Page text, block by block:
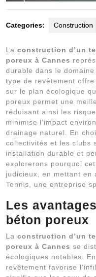
Categories: Construction
La construction d’un
poreux à Cannes
durable dans le
type de revêtement
sur le plan écologique
poreux permet une
réduisant ainsi les
minimise l’impact
drainage naturel. En
collectivités et les clubs
installation durable et
explorerons pourquoi
judicieux, en mettant en
Tennis, une entreprise
Les
béton poreux
La construction d’un
poreux à Cannes se
écologiques notables.
revêtement favorise